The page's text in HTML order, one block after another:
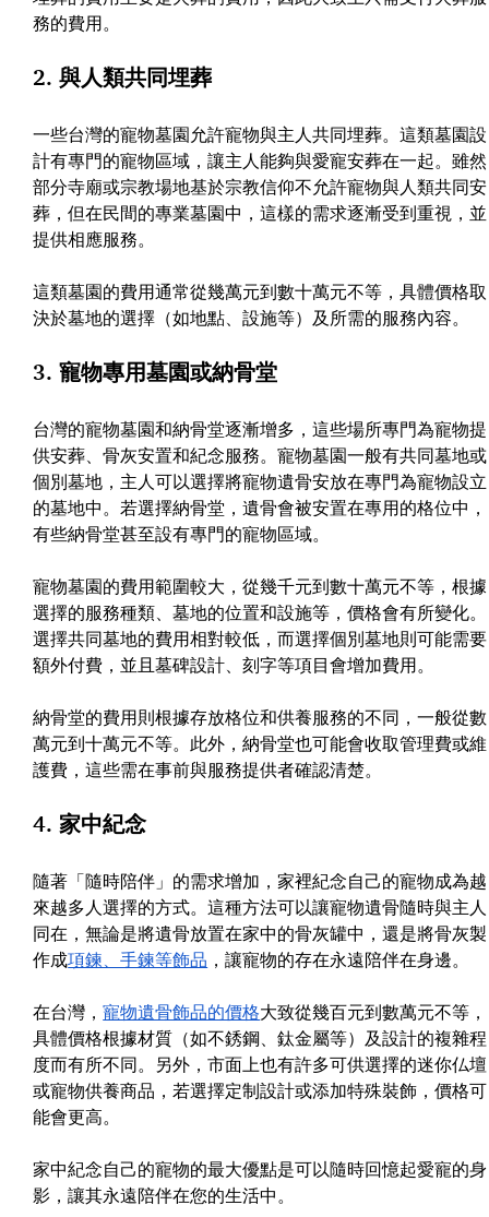
務的費用。
2. 與人類共同埋葬
一些台灣的寵物墓園允許寵物與主人共同埋葬。這類墓園設
計有專門的寵物區域，讓主人能夠與愛寵安葬在一起。雖然
部分寺廟或宗教場地基於宗教信仰不允許寵物與人類共同安
葬，但在民間的專業墓園中，這樣的需求逐漸受到重視，並
提供相應服務。
這類墓園的費用通常從幾萬元到數十萬元不等，具體價格取
決於墓地的選擇（如地點、設施等）及所需的服務內容。
3. 寵物專用墓園或納骨堂
台灣的寵物墓園和納骨堂逐漸增多，這些場所專門為寵物提
供安葬、骨灰安置和紀念服務。寵物墓園一般有共同墓地或
個別墓地，主人可以選擇將寵物遺骨安放在專門為寵物設立
的墓地中。若選擇納骨堂，遺骨會被安置在專用的格位中，
有些納骨堂甚至設有專門的寵物區域。
寵物墓園的費用範圍較大，從幾千元到數十萬元不等，根據
選擇的服務種類、墓地的位置和設施等，價格會有所變化。
選擇共同墓地的費用相對較低，而選擇個別墓地則可能需要
額外付費，並且墓碑設計、刻字等項目會增加費用。
納骨堂的費用則根據存放格位和供養服務的不同，一般從數
萬元到十萬元不等。此外，納骨堂也可能會收取管理費或維
護費，這些需在事前與服務提供者確認清楚。
4. 家中紀念
隨著「隨時陪伴」的需求增加，家裡紀念自己的寵物成為越
來越多人選擇的方式。這種方法可以讓寵物遺骨隨時與主人
同在，無論是將遺骨放置在家中的骨灰罐中，還是將骨灰製
作成項鍊、手鍊等飾品 ，讓寵物的存在永遠陪伴在身邊。
在台灣，寵物遺骨飾品的價格大致從幾百元到數萬元不等，
具體價格根據材質（如不銹鋼、鈦金屬等）及設計的複雜程
度而有所不同。另外，市面上也有許多可供選擇的迷你仏壇
或寵物供養商品，若選擇定制設計或添加特殊裝飾，價格可
能會更高。
家中紀念自己的寵物的最大優點是可以隨時回憶起愛寵的身
影，讓其永遠陪伴在您的生活中。